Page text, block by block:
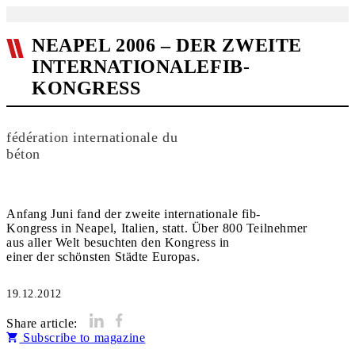
NEAPEL 2006 – DER ZWEITE
INTERNATIONALEFIB-
KONGRESS
fédération internationale du
béton
Anfang Juni fand der zweite internationale fib-
Kongress in Neapel, Italien, statt. Über 800 Teilnehmer
aus aller Welt besuchten den Kongress in
einer der schönsten Städte Europas.
19.12.2012
Share article:
Subscribe to magazine